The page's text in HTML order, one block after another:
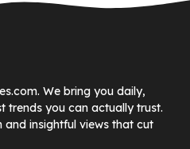
We bring you daily,
trends you can actually trust.
and insightful views that cut